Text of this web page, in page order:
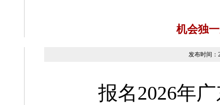
机会独
发布时间
报名2026年